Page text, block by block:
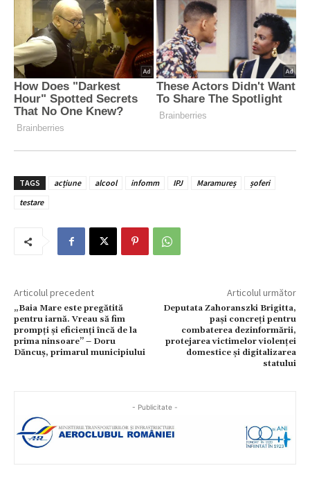
TAGS acțiune alcool infomm IPJ Maramureș
șoferi
testare
Articolul precedent
„Baia Mare este pregătită
pentru iarnă. Vreau să fim
prompți și eficienți încă de la
prima ninsoare” – Doru
Dăncuș, primarul municipiului
Articolul următor
Deputata Zahoranszki Brigitta,
pași concreți pentru
combaterea dezinformării,
protejarea victimelor violenței
domestice și digitalizarea
statului
- Publicitate -